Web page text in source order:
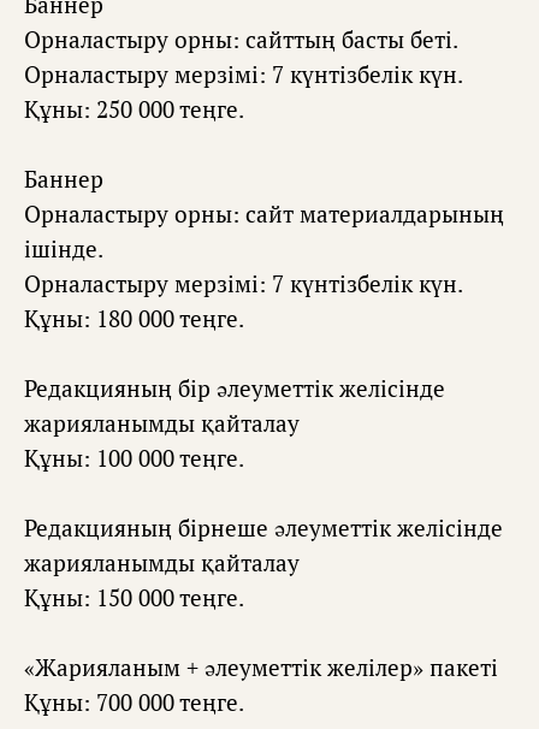
Орналастыру орны: сайттың басты беті.
Орналастыру мерзімі: 7 күнтізбелік күн.
Құны: 250 000 теңге.
Баннер
Орналастыру орны: сайт материалдарының
ішінде.
Орналастыру мерзімі: 7 күнтізбелік күн.
Құны: 180 000 теңге.
Редакцияның бір əлеуметтік желісінде
жарияланымды қайталау
Құны: 100 000 теңге.
Редакцияның бірнеше əлеуметтік желісінде
жарияланымды қайталау
Құны: 150 000 теңге.
«Жарияланым + əлеуметтік желілер» пакеті
Құны: 700 000 теңге.